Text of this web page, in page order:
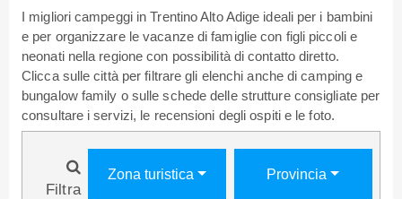
I migliori campeggi in Trentino Alto Adige ideali per i bambini
e per organizzare le vacanze di famiglie con figli piccoli e
neonati nella regione con possibilità di contatto diretto.
Clicca sulle città per filtrare gli elenchi anche di camping e
bungalow family o sulle schede delle strutture consigliate per
consultare i servizi, le recensioni degli ospiti e le foto.
Filtra
Zona turistica Provincia